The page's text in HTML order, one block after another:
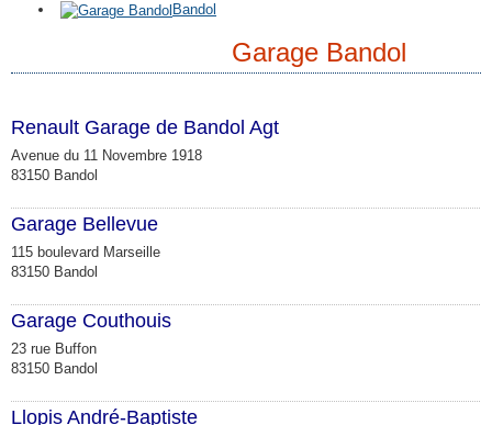
Bandol
Garage Bandol
Renault Garage de Bandol Agt
Avenue du 11 Novembre 1918
83150 Bandol
Garage Bellevue
115 boulevard Marseille
83150 Bandol
Garage Couthouis
23 rue Buffon
83150 Bandol
Llopis André-Baptiste